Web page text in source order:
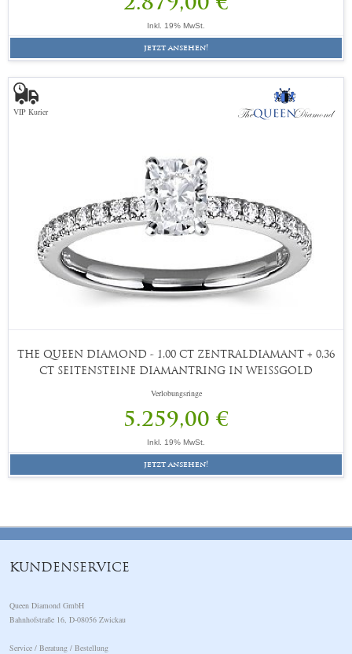
Inkl. 19% MwSt.
jetzt ansehen!
VIP Kurier
THE QUEEN DIAMOND - 1,00 CT ZENTRALDIAMANT + 0,36
CT SEITENSTEINE DIAMANTRING IN WEISSGOLD
Verlobungsringe
5.259,00 €
Inkl. 19% MwSt.
jetzt ansehen!
KUNDENSERVICE
Queen Diamond GmbH
Bahnhofstraße 16, D-08056 Zwickau
Service / Beratung / Bestellung